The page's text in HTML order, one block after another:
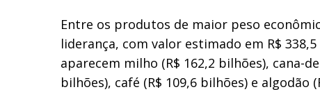
Entre os produtos de maior peso
liderança, com valor estimado em R$
aparecem milho (R$ 162,2 bilhões), cana-
bilhões), café (R$ 109,6 bilhões) e algodão